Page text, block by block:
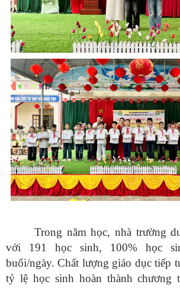
Trong năm học, nhà trường
với 191 học sinh, 100% học
buổi/ngày. Chất lượng giáo dục tiếp
tỷ lệ học sinh hoàn thành chương